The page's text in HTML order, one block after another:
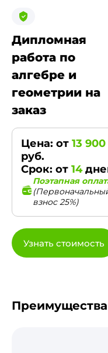
Дипломная
работа по
алгебре и
геометрии на
заказ
Цена: от 13 900
руб.
Срок: от 14
Поэтапная
взнос 25%)
Узнать стоимость